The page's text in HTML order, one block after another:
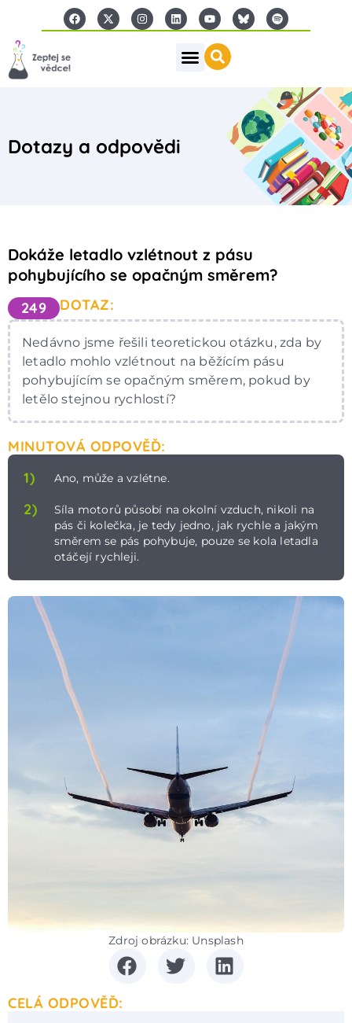
Dotazy a odpovědi
Dokáže letadlo vzlétnout z pásu
pohybujícího se opačným směrem?
249 DOTAZ:
Nedávno jsme řešili teoretickou otázku, zda by
letadlo mohlo vzlétnout na běžícím pásu
pohybujícím se opačným směrem, pokud by
letělo stejnou rychlostí?
MINUTOVÁ ODPOVĚĎ:
1)
Ano, může a vzlétne.
2)
Síla motorů působí na okolní vzduch, nikoli na
pás či kolečka, je tedy jedno, jak rychle a jakým
směrem se pás pohybuje, pouze se kola letadla
otáčejí rychleji.
Zdroj obrázku: Unsplash
CELÁ ODPOVĚĎ: